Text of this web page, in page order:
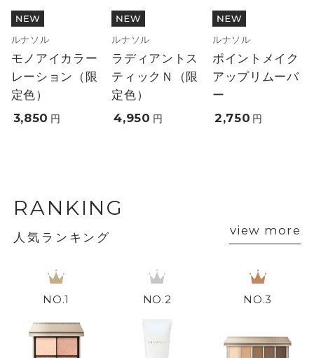
ルナソル
モノアイカラー
レーション（限
定色）
3,850 円
ルナソル
ラディアントス
ティックＮ（限
定色）
4,950 円
ルナソル
ポイントメイク
アップリムーバ
ー
2,750 円
RANKING
人気ランキング view more
1 2 3